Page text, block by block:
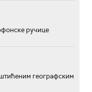
ручице
географским